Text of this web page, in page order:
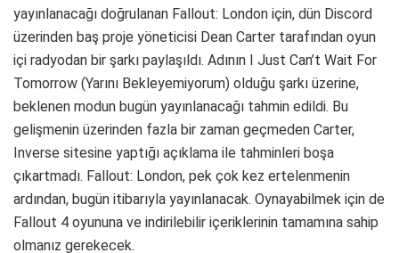
yayınlanacağı doğrulanan Fallout: London için, dün Discord
üzerinden baş proje yöneticisi Dean Carter tarafından oyun
içi radyodan bir şarkı paylaşıldı. Adının I Just Can’t Wait For
Tomorrow (Yarını Bekleyemiyorum) olduğu şarkı üzerine,
beklenen modun bugün yayınlanacağı tahmin edildi. Bu
gelişmenin üzerinden fazla bir zaman geçmeden Carter,
Inverse sitesine yaptığı açıklama ile tahminleri boşa
çıkartmadı. Fallout: London, pek çok kez ertelenmenin
ardından, bugün itibarıyla yayınlanacak. Oynayabilmek için de
Fallout 4 oyununa ve indirilebilir içeriklerinin tamamına sahip
olmanız gerekecek.